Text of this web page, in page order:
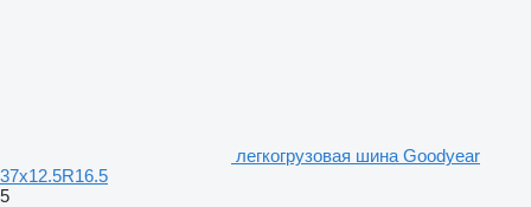
легкогрузовая шина Goodyear
37x12.5R16.5
5